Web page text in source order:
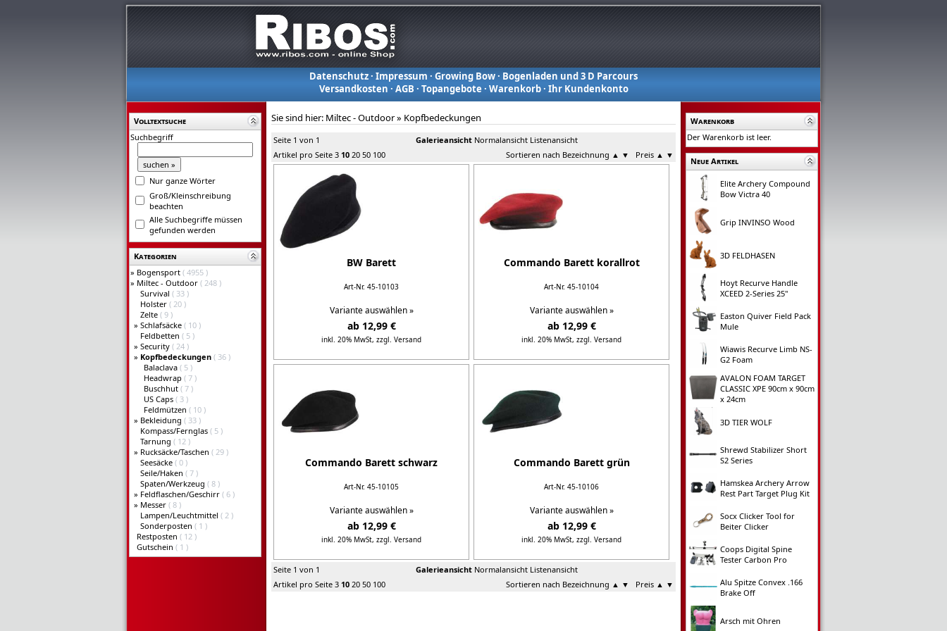
Datenschutz· Impressum · Growing Bow· Bogenladen und 3 D Parcours
Versandkosten · AGB · Topangebote · Warenkorb· Ihr Kundenkonto
Volltextsuche
Suchbegriff
Nur ganze Wörter
Groß/Kleinschreibung
beachten
Alle Suchbegriffe müssen
gefunden werden
Kategorien
» Bogensport ( 4955 )
» Miltec - Outdoor ( 248 )
Survival ( 33 )
Holster ( 20 )
Zelte ( 9 )
» Schlafsäcke ( 10 )
Feldbetten ( 5 )
» Security ( 24 )
» Kopfbedeckungen ( 36 )
Balaclava ( 5 )
Headwrap ( 7 )
Buschhut ( 7 )
US Caps ( 3 )
Feldmützen ( 10 )
» Bekleidung ( 33 )
Kompass/Fernglas ( 5 )
Tarnung ( 12 )
» Rucksäcke/Taschen ( 29 )
Seesäcke ( 0 )
Seile/Haken ( 7 )
Spaten/Werkzeug ( 8 )
» Feldflaschen/Geschirr ( 6 )
» Messer ( 8 )
Lampen/Leuchtmittel ( 2 )
Sonderposten ( 1 )
Restposten ( 12 )
Gutschein ( 1 )
Sie sind hier: Miltec - Outdoor» Kopfbedeckungen
Seite 1 von 1 Galerieansicht Normalansicht Listenansicht
Artikel pro Seite 3 10 20 50 100 Sortieren nach Bezeichnung ▲ ▼ Preis ▲ ▼
BW Barett
Art-Nr. 45-10103
Variante auswählen »
ab 12,99 €
inkl. 20% MwSt, zzgl. Versand
Details...
Commando Barett korallrot
Art-Nr. 45-10104
Variante auswählen »
ab 12,99 €
inkl. 20% MwSt, zzgl. Versand
Details...
Commando Barett schwarz
Art-Nr. 45-10105
Variante auswählen »
ab 12,99 €
inkl. 20% MwSt, zzgl. Versand
Details...
Commando Barett grün
Art-Nr. 45-10106
Variante auswählen »
ab 12,99 €
inkl. 20% MwSt, zzgl. Versand
Details...
Seite 1 von 1 Galerieansicht Normalansicht Listenansicht
Artikel pro Seite 3 10 20 50 100 Sortieren nach Bezeichnung ▲ ▼ Preis ▲ ▼
Warenkorb
Der Warenkorb ist leer.
Neue Artikel
Elite Archery Compound
Bow Victra 40
Grip INVINSO Wood
3D FELDHASEN
Hoyt Recurve Handle
XCEED 2-Series 25"
Easton Quiver Field Pack
Mule
Wiawis Recurve Limb NS-
G2 Foam
AVALON FOAM TARGET
CLASSIC XPE 90cm x 90cm
x 24cm
3D TIER WOLF
Shrewd Stabilizer Short
S2 Series
Hamskea Archery Arrow
Rest Part Target Plug Kit
Socx Clicker Tool for
Beiter Clicker
Coops Digital Spine
Tester Carbon Pro
Alu Spitze Convex .166
Brake Off
Arsch mit Ohren